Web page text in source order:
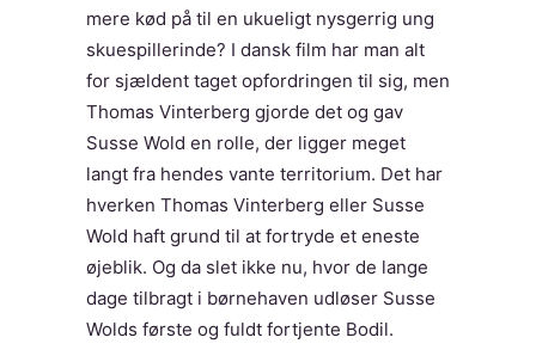
mere kød på til en ukueligt nysgerrig ung
skuespillerinde? I dansk film har man alt
for sjældent taget opfordringen til sig, men
Thomas Vinterberg gjorde det og gav
Susse Wold en rolle, der ligger meget
langt fra hendes vante territorium. Det har
hverken Thomas Vinterberg eller Susse
Wold haft grund til at fortryde et eneste
øjeblik. Og da slet ikke nu, hvor de lange
dage tilbragt i børnehaven udløser Susse
Wolds første og fuldt fortjente Bodil.